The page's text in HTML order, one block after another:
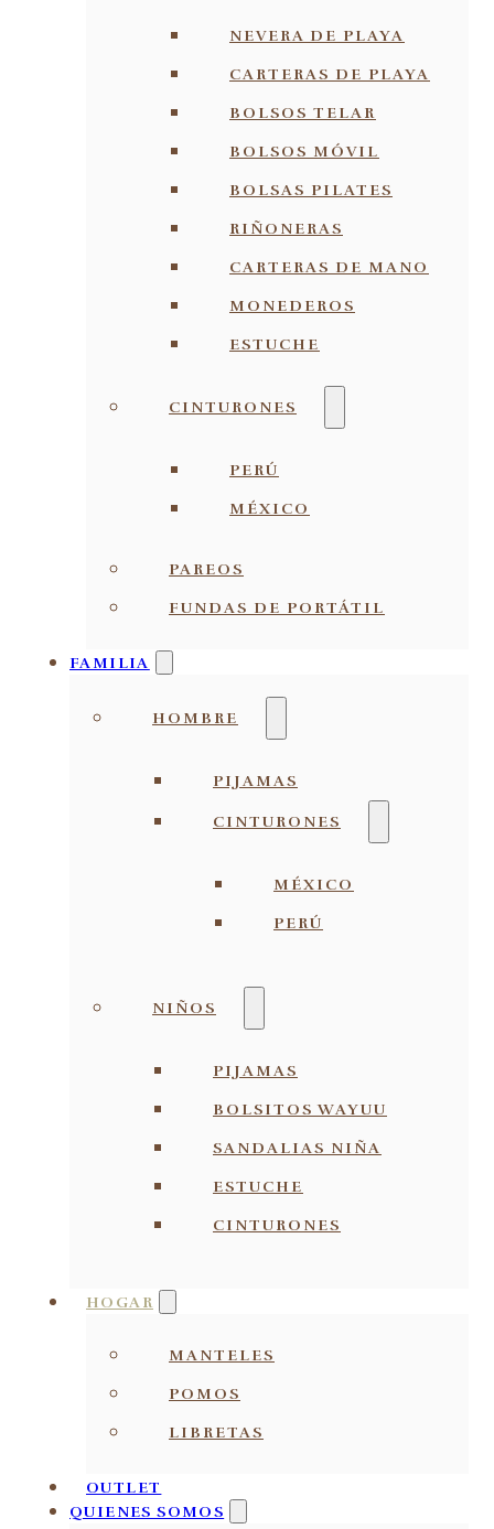
NEVERA DE PLAYA
CARTERAS DE PLAYA
BOLSOS TELAR
BOLSOS MÓVIL
BOLSAS PILATES
RIÑONERAS
CARTERAS DE MANO
MONEDEROS
ESTUCHE
CINTURONES
PERÚ
MÉXICO
PAREOS
FUNDAS DE PORTÁTIL
FAMILIA
HOMBRE
PIJAMAS
CINTURONES
MÉXICO
PERÚ
NIÑOS
PIJAMAS
BOLSITOS WAYUU
SANDALIAS NIÑA
ESTUCHE
CINTURONES
HOGAR
MANTELES
POMOS
LIBRETAS
OUTLET
QUIENES SOMOS